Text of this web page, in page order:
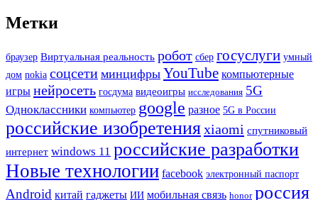
Метки
браузер Виртуальная реальность робот сбер госуслуги умный
дом nokia соцсети минцифры YouTube компьютерные
игры нейросеть госдума видеоигры исследования 5G
Одноклассники компьютер google разное 5G в России
российские изобретенияxiaomi спутниковый
интернет windows 11 российские разработки
Новые технологии facebook электронный паспорт
Android китай гаджеты ИИ мобильная связь honor россия